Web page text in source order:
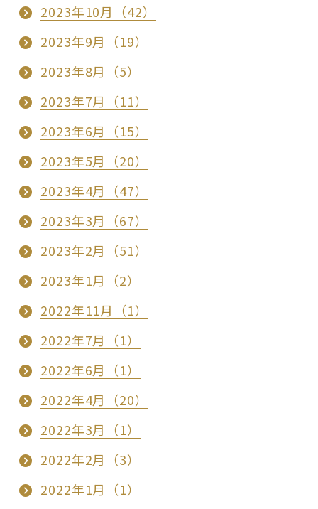
2023年10月（42）
2023年9月（19）
2023年8月（5）
2023年7月（11）
2023年6月（15）
2023年5月（20）
2023年4月（47）
2023年3月（67）
2023年2月（51）
2023年1月（2）
2022年11月（1）
2022年7月（1）
2022年6月（1）
2022年4月（20）
2022年3月（1）
2022年2月（3）
2022年1月（1）